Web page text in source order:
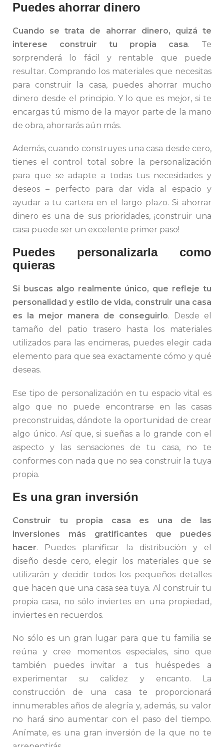
Puedes ahorrar dinero
Cuando se trata de ahorrar dinero, quizá te
interese construir tu propia casa. Te
sorprenderá lo fácil y rentable que puede
resultar. Comprando los materiales que necesitas
para construir la casa, puedes ahorrar mucho
dinero desde el principio. Y lo que es mejor, si te
encargas tú mismo de la mayor parte de la mano
de obra, ahorrarás aún más.
Además, cuando construyes una casa desde cero,
tienes el control total sobre la personalización
para que se adapte a todas tus necesidades y
deseos – perfecto para dar vida al espacio y
ayudar a tu cartera en el largo plazo. Si ahorrar
dinero es una de sus prioridades, ¡construir una
casa puede ser un excelente primer paso!
Puedes personalizarla como
quieras
Si buscas algo realmente único, que refleje tu
personalidad y estilo de vida, construir una casa
es la mejor manera de conseguirlo. Desde el
tamaño del patio trasero hasta los materiales
utilizados para las encimeras, puedes elegir cada
elemento para que sea exactamente cómo y qué
deseas.
Ese tipo de personalización en tu espacio vital es
algo que no puede encontrarse en las casas
preconstruidas, dándote la oportunidad de crear
algo único. Así que, si sueñas a lo grande con el
aspecto y las sensaciones de tu casa, no te
conformes con nada que no sea construir la tuya
propia.
Es una gran inversión
Construir tu propia casa es una de las
inversiones más gratificantes que puedes
hacer. Puedes planificar la distribución y el
diseño desde cero, elegir los materiales que se
utilizarán y decidir todos los pequeños detalles
que hacen que una casa sea tuya. Al construir tu
propia casa, no sólo inviertes en una propiedad,
inviertes en recuerdos.
No sólo es un gran lugar para que tu familia se
reúna y cree momentos especiales, sino que
también puedes invitar a tus huéspedes a
experimentar su calidez y encanto. La
construcción de una casa te proporcionará
innumerables años de alegría y, además, su valor
no hará sino aumentar con el paso del tiempo.
Anímate, es una gran inversión de la que no te